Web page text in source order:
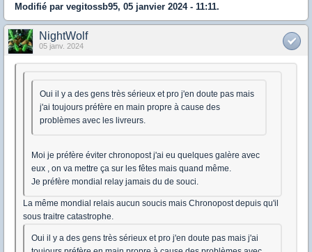
Modifié par vegitossb95, 05 janvier 2024 - 11:11.
NightWolf
05 janv. 2024
Oui il y a des gens très sérieux et pro j'en doute pas mais
j'ai toujours préfère en main propre à cause des
problèmes avec les livreurs.
Moi je préfère éviter chronopost j'ai eu quelques galère avec
eux , on va mettre ça sur les fêtes mais quand même.
Je préfère mondial relay jamais du de souci.
La même mondial relais aucun soucis mais Chronopost depuis qu'il
sous traitre catastrophe.
Oui il y a des gens très sérieux et pro j'en doute pas mais j'ai